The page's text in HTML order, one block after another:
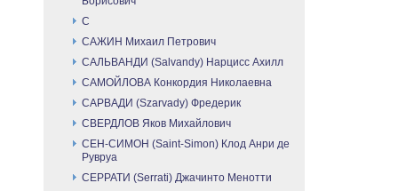
С
САЖИН Михаил Петрович
САЛЬВАНДИ (Salvandy) Нарцисс Ахилл
САМОЙЛОВА Конкордия Николаевна
САРВАДИ (Szarvady) Фредерик
СВЕРДЛОВ Яков Михайлович
СЕН-СИМОН (Saint-Simon) Клод Анри де
Рувруа
СЕРРАТИ (Serrati) Джачинто Менотти